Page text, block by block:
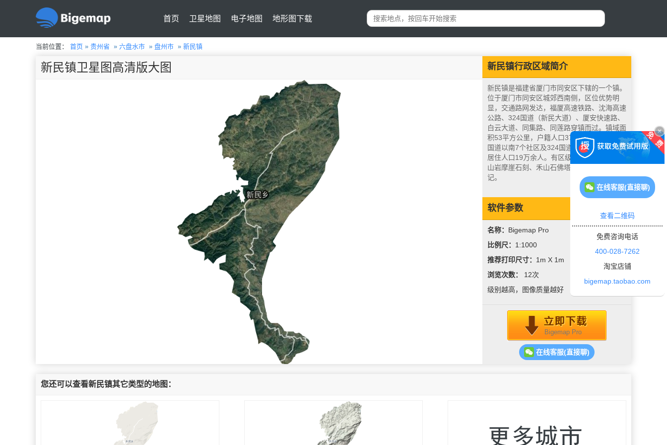
首页 卫星地图 电子地图 地形图下载
当前位置： 首页 » 贵州省 » 六盘水市 » 盘州市 » 新民镇
新民镇行政区域简介
新民镇是福建省厦门市同安区下辖的一个镇。
位于厦门市同安区城郊西南侧，区位优势明
显，交通路网发达，福厦高速铁路、沈海高速
公路、324国道（新民大道）、厦安快速路、
白云大道、同集路、同莲路穿镇而过。镇域面
积53平方公里，户籍人口37603人。下辖324
国道以南7个社区及324国道以北6个行政村，
居住人口19万余人。有区级文物保护单位西
山岩摩崖石刻、禾山石佛塔、“祈雨道场”碑
记。
软件参数
名称： Bigemap Pro
比例尺： 1:1000
推荐打印尺寸： 1m X 1m
浏览次数： 12次
级别越高，图像质量越好
Bigemap Pro
在线客服(直接聊)
新民镇卫星图高清版大图
您还可以查看新民镇其它类型的地图：
在线客服(直接聊)
查看二维码
免费咨询电话
400-028-7262
淘宝店铺
bigemap.taobao.com